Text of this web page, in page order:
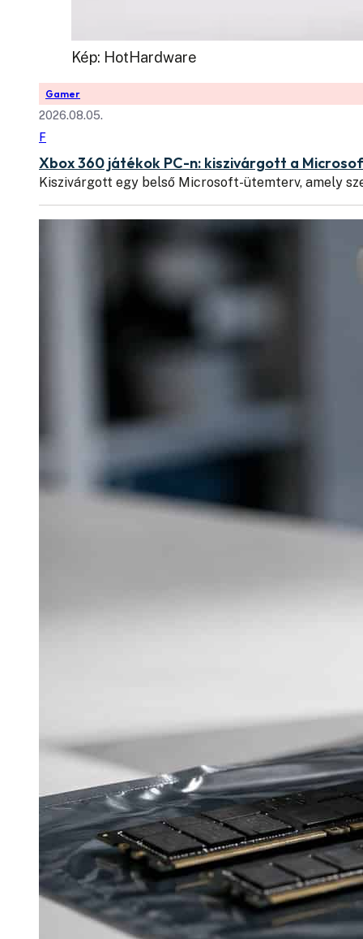
Kép: HotHardware
Gamer
2026.08.05.
F
Xbox 360 játékok PC-n: kiszivárgott a
Kiszivárgott egy belső Microsoft-ütemterv, amely